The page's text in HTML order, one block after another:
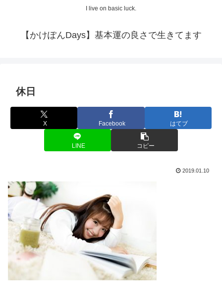
I live on basic luck.
【かけぽんDays】基本運の良さで生きてます
休日
X Facebook はてブ
LINE コピー
2019.01.10